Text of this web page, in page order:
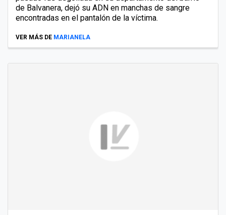
de Balvanera, dejó su ADN en manchas de sangre
encontradas en el pantalón de la víctima.
VER MÁS DE MARIANELA